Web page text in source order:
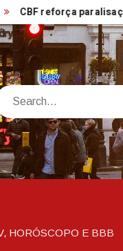
reforça paralisação das
Search
HORÓSCOPO E BBB